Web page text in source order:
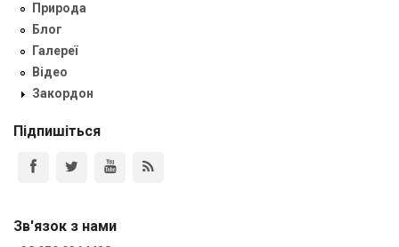
Природа
Блог
Галереї
Відео
Закордон
Підпишіться
Зв'язок з нами